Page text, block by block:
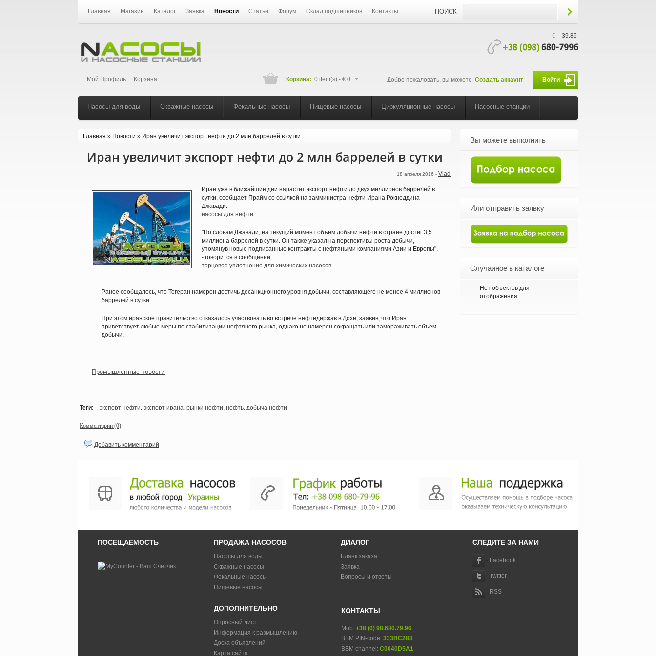
ПОИСК
Главная Магазин Каталог Заявка Новости Статьи Форум Склад подшипников Контакты
Мой Профиль Корзина
€- 39.86
Добро пожаловать, вы можете Создать аккаунт Войти
Корзина: 0 item(s) - € 0
Насосы для воды Скважные насосы Фекальные насосы Пищевые насосы Циркуляционные насосы Насосные станции
Вы можете выполнить
Или отправить заявку
Случайное в каталоге
Нет объектов для
отображения.
Главная » Новости » Иран увеличит экспорт нефти до 2 млн баррелей в сутки
Иран увеличит экспорт нефти до 2 млн баррелей в сутки
18 апреля 2016 - Vlad
Иран уже в ближайшие дни нарастит экспорт нефти до двух миллионов баррелей в
сутки, сообщает Прайм со ссылкой на замминистра нефти Ирана Рокнеддина
Джавади.
насосы для нефти
"По словам Джавади, на текущий момент объем добычи нефти в стране достиг 3,5
миллиона баррелей в сутки. Он также указал на перспективы роста добычи,
упомянув новые подписанные контракты с нефтяными компаниями Азии и Европы",
- говорится в сообщении.
торцевое уплотнение для химических насосов
Ранее сообщалось, что Тегеран намерен достичь досанкционного уровня добычи, составляющего не менее 4 миллионов
баррелей в сутки.
При этом иранское правительство отказалось участвовать во встрече нефтедержав в Дохе, заявив, что Иран
приветствует любые меры по стабилизации нефтяного рынка, однако не намерен сокращать или замораживать объем
добычи.
Промышленные новости
Теги: экспорт нефти, экспорт ирана, рынки нефти, нефть, добыча нефти
Комментарии (0)
Добавить комментарий
ПОСЕЩАЕМОСТЬ ПРОДАЖА НАСОСОВ
Насосы для воды
Скважные насосы
Фекальные насосы
Пищевые насосы
ДИАЛОГ
Бланк заказа
Заявка
Вопросы и ответы
ДОПОЛНИТЕЛЬНО
Опросный лист
Информация к размышлению
Доска объявлений
Карта сайта
СЛЕДИТЕ ЗА НАМИ
Facebook
Twitter
RSS
КОНТАКТЫ
Mob: +38 (0) 98.680.79.96
BBM PIN-code: 333BC283
BBM channel: C0040D5A1